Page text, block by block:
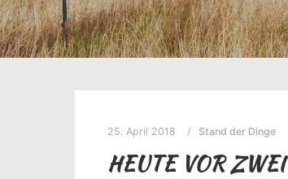
25. April 2018 Stand der Dinge
HEUTE VOR